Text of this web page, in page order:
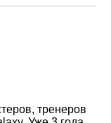
тренеров